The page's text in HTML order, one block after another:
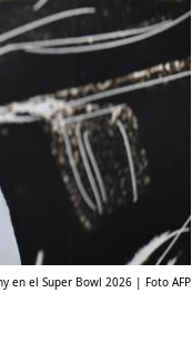
en el Super Bowl 2026 | Foto AFP